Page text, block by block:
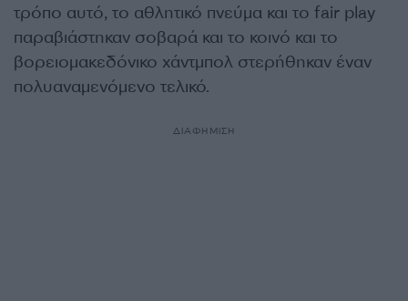
τρόπο αυτό, το αθλητικό πνεύμα και το fair play
παραβιάστηκαν σοβαρά και το κοινό και το
βορειομακεδόνικο χάντμπολ στερήθηκαν έναν
πολυαναμενόμενο τελικό.
ΔΙΑΦΗΜΙΣΗ